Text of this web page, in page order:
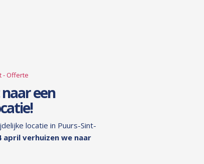
- Offerte
een
locatie in Puurs-Sint-
april verhuizen we naar